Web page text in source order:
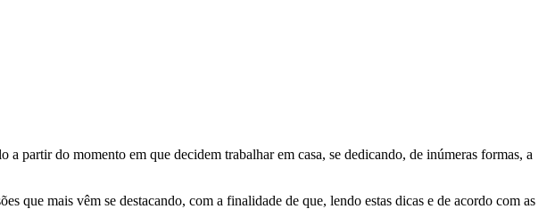
partir do momento em que decidem trabalhar em casa, se dedicando, de inúmeras formas, a
que mais vêm se destacando, com a finalidade de que, lendo estas dicas e de acordo com as